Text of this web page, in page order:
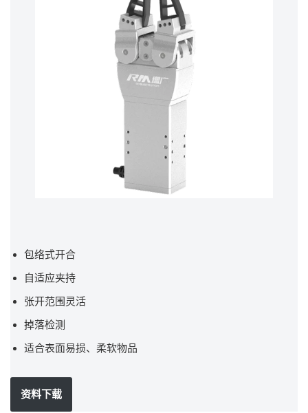
包络式开合
自适应夹持
张开范围灵活
掉落检测
适合表面易损、柔软物品
资料下载